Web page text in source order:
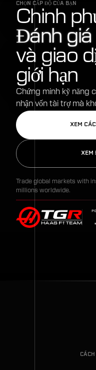
CHỌN CẤP ĐỘ CỦA BẠN
Chinh
Đánh giá
và giao
giới hạn
Chứng minh kỹ năng
nhận vốn tài trợ mà
XEM
XEM
Trade global markets with
millions worldwide.